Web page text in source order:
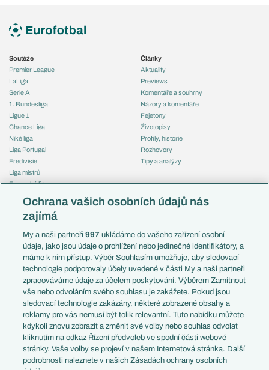
Soutěže
Premier League
LaLiga
Serie A
1. Bundesliga
Ligue 1
Chance Liga
Niké liga
Liga Portugal
Eredivisie
Liga mistrů
Evropská liga
Mistrovství světa
Liga národů
Témata
Představení týmů MS
EuroSkauting
PL v kostce
Evropské koeficienty
Přestupy
Přestupové spekulace
Zranění
Kluby
Arsenal FC
Články
Aktuality
Previews
Komentáře a souhrny
Názory a komentáře
Fejetony
Životopisy
Profily, historie
Rozhovory
Tipy a analýzy
Česko
Francie
Itálie
Německo
Španělsko
Argentina
Brazílie
Přestupy
Zápasy
Livescore
Tipovací soutěž
Ochrana vašich osobních údajů nás
zajímá
My a naši partneři997 ukládáme do vašeho zařízení osobní
údaje, jako jsou údaje o prohlížení nebo jedinečné identifikátory, a
máme k nim přístup. Výběr Souhlasím umožňuje, aby sledovací
technologie podporovaly účely uvedené v části My a naši partneři
zpracováváme údaje za účelem poskytování. Výběrem Zamítnout
vše nebo odvoláním svého souhlasu je zakážete. Pokud jsou
sledovací technologie zakázány, některé zobrazené obsahy a
reklamy pro vás nemusí být tolik relevantní. Tuto nabídku můžete
kdykoli znovu zobrazit a změnit své volby nebo souhlas odvolat
kliknutím na odkaz Řízení předvoleb ve spodní části webové
stránky. Vaše volby se projeví v našem Internetová stránka. Další
podrobnosti naleznete v našich Zásadách ochrany osobních